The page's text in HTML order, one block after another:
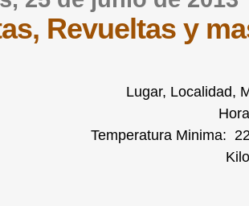
Revueltas y
Lugar, Localidad,
Temperatura Minima: